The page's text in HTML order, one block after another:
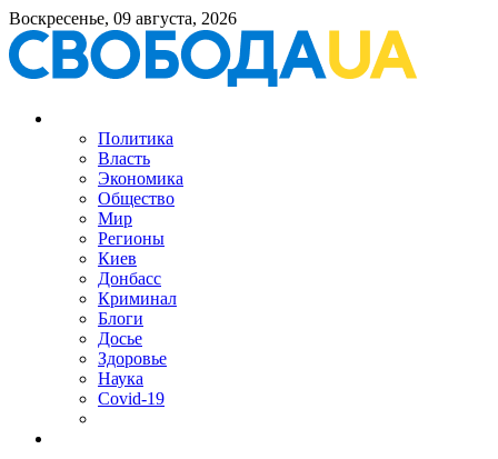
Воскресенье, 09 августа, 2026
Политика
Власть
Экономика
Общество
Мир
Регионы
Киев
Донбасс
Криминал
Блоги
Досье
Здоровье
Наука
Covid-19